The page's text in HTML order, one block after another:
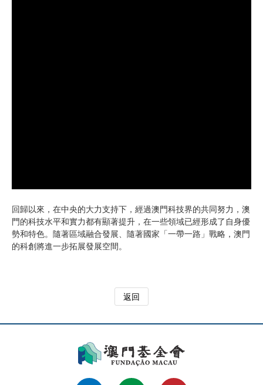
回歸以來，在中央的大力支持下，經過澳門科技界的共同努力，澳
門的科技水平和實力都有顯著提升，在一些領域已經形成了自身優
勢和特色。隨著區域融合發展、隨著國家「一帶一路」戰略，澳門
的科創將進一步拓展發展空間。
返回